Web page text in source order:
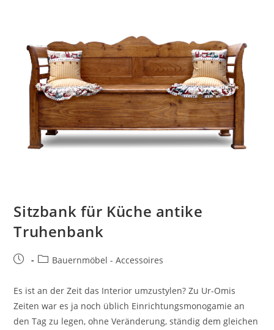
Sitzbank für Küche antike
Truhenbank
Bauernmöbel - Accessoires
Es ist an der Zeit das Interior umzustylen? Zu Ur-Omis
Zeiten war es ja noch üblich Einrichtungsmonogamie an
den Tag zu legen, ohne Veränderung, ständig dem gleichen